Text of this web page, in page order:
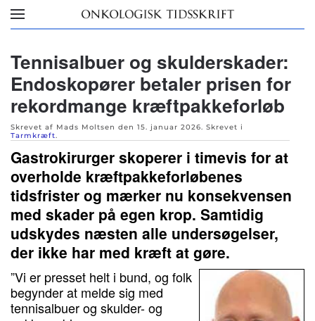
Skip to main content
Tennisalbuer og skulderskader:
Endoskopører betaler prisen for
rekordmange kræftpakkeforløb
Skrevet af Mads Moltsen den 15. januar 2026. Skrevet i
Tarmkræft.
Gastrokirurger skoperer i timevis for at
overholde kræftpakkeforløbenes
tidsfrister og mærker nu konsekvensen
med skader på egen krop. Samtidig
udskydes næsten alle undersøgelser,
der ikke har med kræft at gøre.
”Vi er presset helt i bund, og folk
begynder at melde sig med
tennisalbuer og skulder- og